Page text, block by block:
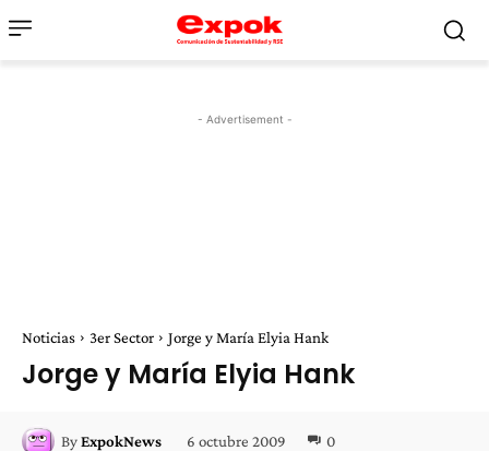
- Advertisement -
Noticias 3er Sector Jorge y María Elyia Hank
Jorge y María Elyia Hank
ByExpokNews 6 octubre 2009 0